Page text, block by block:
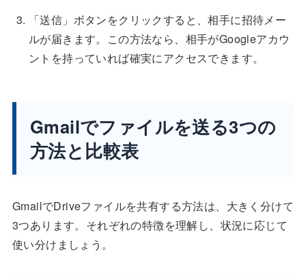
「送信」ボタンをクリックすると、相手に招待メー
ルが届きます。この方法なら、相手がGoogleアカウ
ントを持っていれば確実にアクセスできます。
Gmailでファイルを送る3つの
方法と比較表
GmailでDriveファイルを共有する方法は、大きく分けて
3つあります。それぞれの特徴を理解し、状況に応じて
使い分けましょう。